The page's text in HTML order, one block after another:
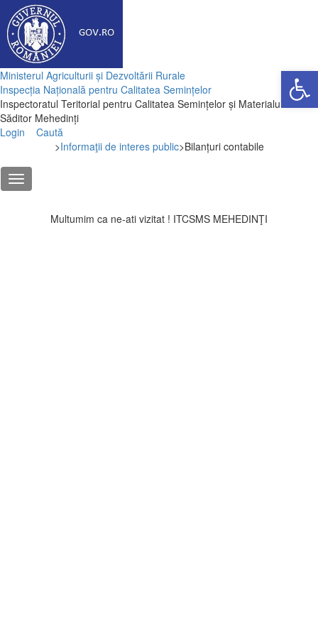
Deschide
Ministerul Agriculturii și Dezvoltării Rurale
Inspecția Națională pentru Calitatea Semințelor
Inspectoratul Teritorial pentru Calitatea Semințelor și Materialului
Săditor Mehedinți
Login
Caută
>Informaţii de interes public>Bilanțuri contabile
Multumim ca ne-ati vizitat ! ITCSMS MEHEDINŢI